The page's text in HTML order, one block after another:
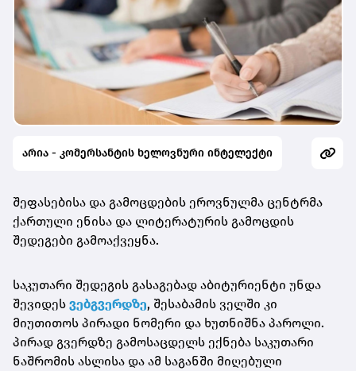
არია - კომერსანტის ხელოვნური ინტელექტი
შეფასებისა და გამოცდების ეროვნულმა ცენტრმა
ქართული ენისა და ლიტერატურის გამოცდის
შედეგები გამოაქვეყნა.
საკუთარი შედეგის გასაგებად აბიტურიენტი უნდა
შევიდეს ვებგვერდზე, შესაბამის ველში კი
მიუთითოს პირადი ნომერი და ხუთნიშნა პაროლი.
პირად გვერდზე გამოსაცდელს ექნება საკუთარი
ნაშრომის ასლისა და ამ საგანში მიღებული